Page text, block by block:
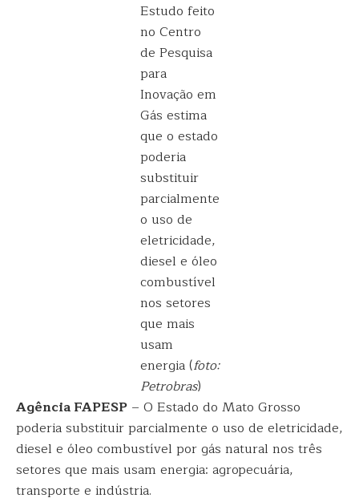
Estudo feito
no Centro
de Pesquisa
para
Inovação em
Gás estima
que o estado
poderia
substituir
parcialmente
o uso de
eletricidade,
diesel e óleo
combustível
nos setores
que mais
usam
energia (foto:
Petrobras)
Agência FAPESP – O Estado do Mato Grosso
poderia substituir parcialmente o uso de eletricidade,
diesel e óleo combustível por gás natural nos três
setores que mais usam energia: agropecuária,
transporte e indústria.